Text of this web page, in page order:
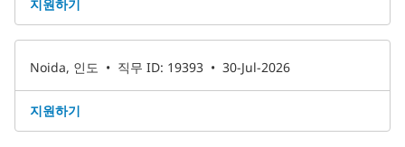
지원하기
Noida, 인도 • 직무 ID: 19393 • 30-Jul-2026
지원하기